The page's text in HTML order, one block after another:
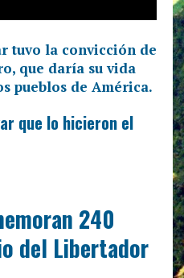
que lo hicieron el
240
del Libertador